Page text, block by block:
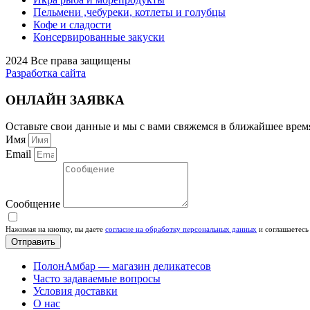
Пельмени ,чебуреки, котлеты и голубцы
Кофе и сладости
Консервированные закуски
2024 Все права защищены
Разработка сайта
ОНЛАЙН ЗАЯВКА
Оставьте свои данные и мы с вами свяжемся в ближайшее
Имя
Email
Сообщение
Нажимая на кнопку, вы даете согласие на обработку персональных данных и
Отправить
ПолонАмбар — магазин деликатесов
Часто задаваемые вопросы
Условия доставки
О нас